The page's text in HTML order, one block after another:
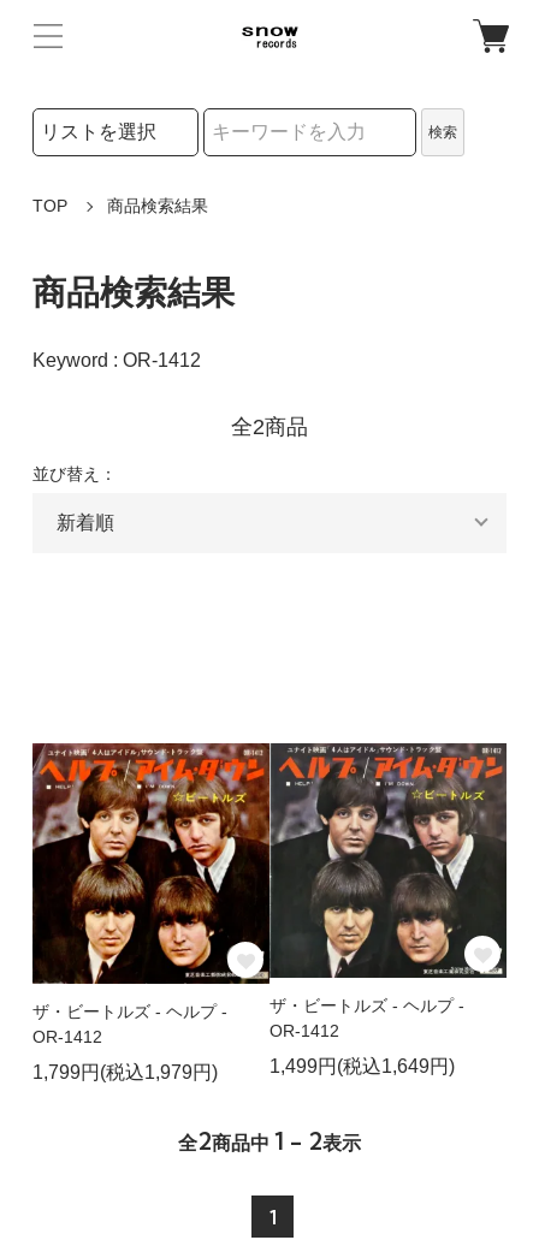
検索リストの選択
検索
TOP 商品検索結果
商品検索結果
Keyword : OR-1412
全2商品
並び替え：
ザ・ビートルズ - ヘルプ -
OR-1412
1,799円(税込1,979円)
ザ・ビートルズ - ヘルプ -
OR-1412
1,499円(税込1,649円)
全2商品中 1 - 2表示
1